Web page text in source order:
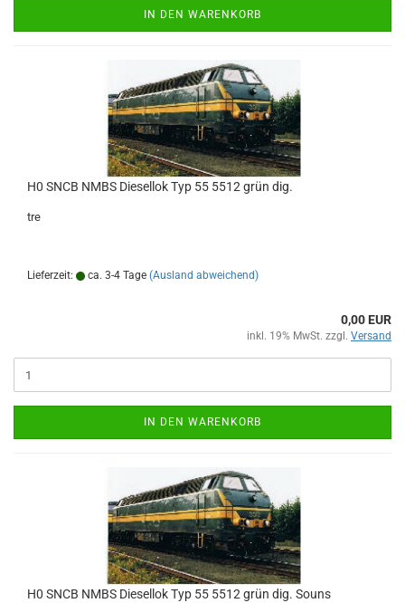
IN DEN WARENKORB
H0 SNCB NMBS Diesellok Typ 55 5512 grün dig.
tre
Lieferzeit: ca. 3-4 Tage (Ausland abweichend)
0,00 EUR
inkl. 19% MwSt. zzgl. Versand
IN DEN WARENKORB
H0 SNCB NMBS Diesellok Typ 55 5512 grün dig. Souns